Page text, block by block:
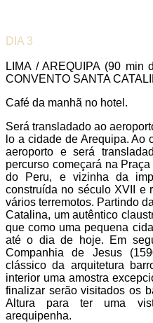
DIA 3
LIMA / AREQUIPA (90 min
CONVENTO SANTA
Café da manhã no hotel.
Será transladado ao
lo a cidade de Arequipa. Ao
aeroporto e será
percurso começará na
do Peru, e vizinha da
construída no século XVII e
vários terremotos. Partindo
Catalina, um autêntico
que como uma pequena
até o dia de hoje. Em
Companhia de Jesus
clássico da arquitetura
interior uma amostra
finalizar serão visitados os
Altura para ter uma
arequipenha.